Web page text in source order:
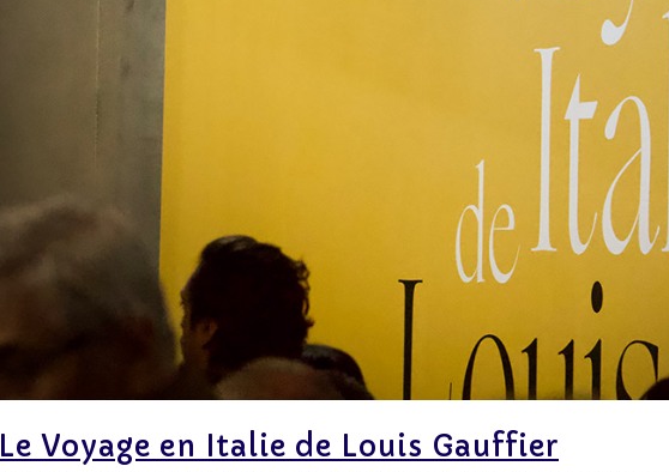
Le Voyage en Italie de Louis Gauffier